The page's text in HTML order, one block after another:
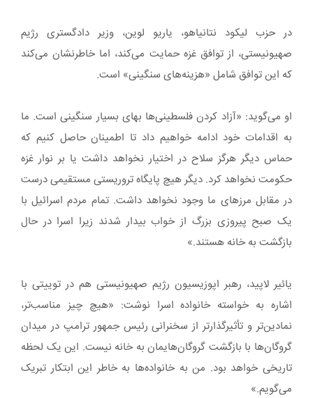
در حزب لیکود نتانیاهو، یاریو لوین، وزیر دادگستری رژیم
صهیونیستی، از توافق غزه حمایت می‌کند، اما خاطرنشان می‌کند
که این توافق شامل «هزینه‌های سنگینی» است.
او می‌گوید: «آزاد کردن فلسطینی‌ها بهای بسیار سنگینی است. ما
به اقدامات خود ادامه خواهیم داد تا اطمینان حاصل کنیم که
حماس دیگر هرگز سلاح در اختیار نخواهد داشت یا بر نوار غزه
حکومت نخواهد کرد. دیگر هیچ پایگاه تروریستی مستقیمی درست
در مقابل مرزهای ما وجود نخواهد داشت. تمام مردم اسرائیل با
یک صبح پیروزی بزرگ از خواب بیدار شدند زیرا اسرا در حال
بازگشت به خانه هستند.»
یائیر لاپید، رهبر اپوزیسیون رژیم صهیونیستی هم در توییتی با
اشاره به خواسته خانواده اسرا نوشت: «هیچ چیز مناسب‌تر،
نمادین‌تر و تأثیرگذارتر از سخنرانی رئیس جمهور ترامپ در میدان
گروگان‌ها با بازگشت گروگان‌هایمان به خانه نیست. این یک لحظه
تاریخی خواهد بود. من به خانواده‌ها به خاطر این ابتکار تبریک
می‌گویم.»